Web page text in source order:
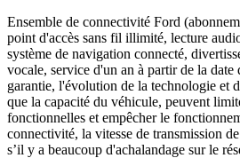
Ensemble de connectivité Ford
point d'accès sans fil illimité, lecture
système de navigation connecté,
vocale, service d'un an à partir de la date
garantie, l'évolution de la technologie et
que la capacité du véhicule, peuvent
fonctionnelles et empêcher le
connectivité, la vitesse de transmission
s’il y a beaucoup d'achalandage sur le